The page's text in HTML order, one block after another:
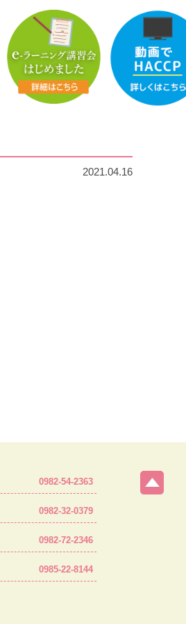
2021.04.16
0982-54-2363
0982-32-0379
0982-72-2346
0985-22-8144